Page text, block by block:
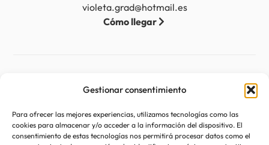
Gestionar consentimiento
Para ofrecer las mejores experiencias, utilizamos tecnologías como las
cookies para almacenar y/o acceder a la información del dispositivo. El
consentimiento de estas tecnologías nos permitirá procesar datos como el
violeta.grad@hotmail.es
Cómo llegar
Accesibilidad